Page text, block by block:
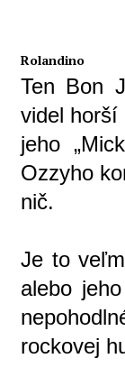
Rolandino
Ten Bon
videl horší
jeho
Ozzyho
nič.
Je to
alebo
rockovej